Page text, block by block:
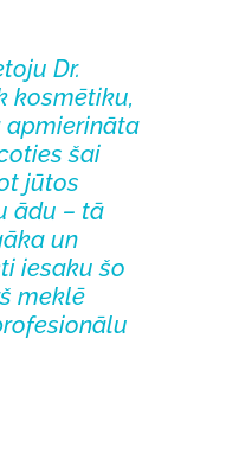
Dr.
kosmētiku,
apmierināta
šai
jūtos
ādu – tā
un
iesaku šo
meklē
isaku
pirmās
gadus, un
justies
esmu